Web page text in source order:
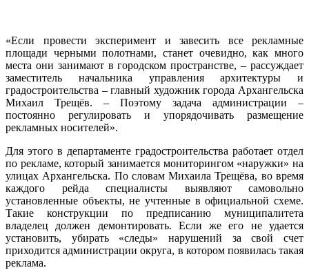
«Если провести эксперимент и завесить все рекламные
площади черными полотнами, станет очевидно, как много
места они занимают в городском пространстве, – рассуждает
заместитель начальника управления архитектуры и
градостроительства – главный художник города Архангельска
Михаил Трещёв. – Поэтому задача администрации –
постоянно регулировать и упорядочивать размещение
рекламных носителей».
Для этого в департаменте градостроительства работает отдел
по рекламе, который занимается мониторингом «наружки» на
улицах Архангельска. По словам Михаила Трещёва, во время
каждого рейда специалисты выявляют самовольно
установленные объекты, не учтенные в официальной схеме.
Такие конструкции по предписанию муниципалитета
владелец должен демонтировать. Если же его не удается
установить, убирать «следы» нарушений за свой счет
приходится администрации округа, в котором появилась такая
реклама.